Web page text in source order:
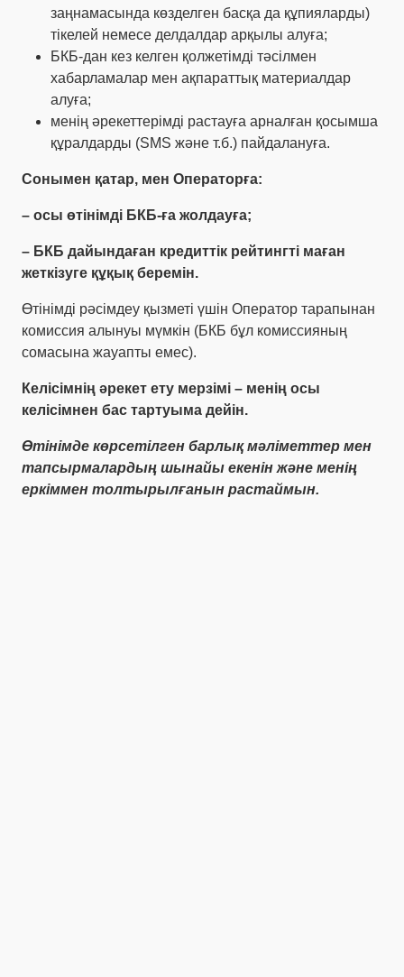
заңнамасында көзделген басқа да құпияларды)
тікелей немесе делдалдар арқылы алуға;
БКБ-дан кез келген қолжетімді тәсілмен
хабарламалар мен ақпараттық материалдар
алуға;
менің әрекеттерімді растауға арналған қосымша
құралдарды (SMS және т.б.) пайдалануға.
Сонымен қатар, мен Операторға:
– осы өтінімді БКБ-ға жолдауға;
– БКБ дайындаған кредиттік рейтингті маған
жеткізуге құқық беремін.
Өтінімді рәсімдеу қызметі үшін Оператор тарапынан
комиссия алынуы мүмкін (БКБ бұл комиссияның
сомасына жауапты емес).
Келісімнің әрекет ету мерзімі – менің осы
келісімнен бас тартуыма дейін.
Өтінімде көрсетілген барлық мәліметтер мен
тапсырмалардың шынайы екенін және менің
еркіммен толтырылғанын растаймын.